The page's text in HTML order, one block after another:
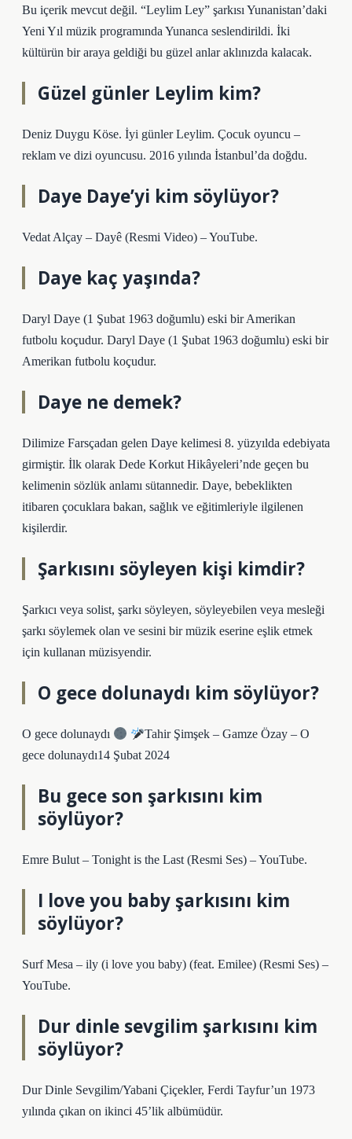
Bu içerik mevcut değil. “Leylim Ley” şarkısı Yunanistan’daki
Yeni Yıl müzik programında Yunanca seslendirildi. İki
kültürün bir araya geldiği bu güzel anlar aklınızda kalacak.
Güzel günler Leylim kim?
Deniz Duygu Köse. İyi günler Leylim. Çocuk oyuncu –
reklam ve dizi oyuncusu. 2016 yılında İstanbul’da doğdu.
Daye Daye’yi kim söylüyor?
Vedat Alçay – Dayê (Resmi Video) – YouTube.
Daye kaç yaşında?
Daryl Daye (1 Şubat 1963 doğumlu) eski bir Amerikan
futbolu koçudur. Daryl Daye (1 Şubat 1963 doğumlu) eski bir
Amerikan futbolu koçudur.
Daye ne demek?
Dilimize Farsçadan gelen Daye kelimesi 8. yüzyılda edebiyata
girmiştir. İlk olarak Dede Korkut Hikâyeleri’nde geçen bu
kelimenin sözlük anlamı sütannedir. Daye, bebeklikten
itibaren çocuklara bakan, sağlık ve eğitimleriyle ilgilenen
kişilerdir.
Şarkısını söyleyen kişi kimdir?
Şarkıcı veya solist, şarkı söyleyen, söyleyebilen veya mesleği
şarkı söylemek olan ve sesini bir müzik eserine eşlik etmek
için kullanan müzisyendir.
O gece dolunaydı kim söylüyor?
O gece dolunaydı
Tahir Şimşek – Gamze Özay – O
gece dolunaydı14 Şubat 2024
Bu gece son şarkısını kim
söylüyor?
Emre Bulut – Tonight is the Last (Resmi Ses) – YouTube.
I love you baby şarkısını kim
söylüyor?
Surf Mesa – ily (i love you baby) (feat. Emilee) (Resmi Ses) –
YouTube.
Dur dinle sevgilim şarkısını kim
söylüyor?
Dur Dinle Sevgilim/Yabani Çiçekler, Ferdi Tayfur’un 1973
yılında çıkan on ikinci 45’lik albümüdür.